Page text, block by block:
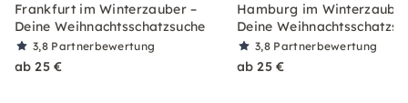
Frankfurt im Winterzauber –
Deine Weihnachtsschatzsuche
3,8 Partnerbewertung
ab 25 €
Hamburg im
Deine
3,8 Partnerbewertung
ab 25 €